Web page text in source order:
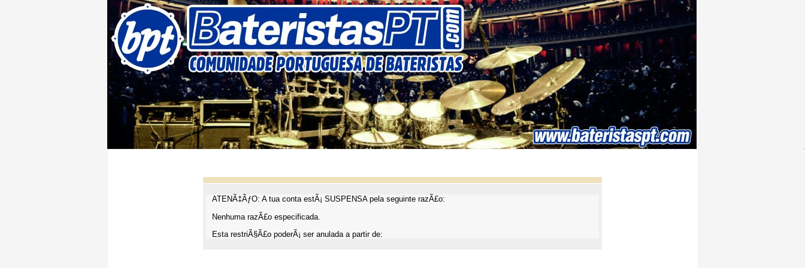
ATENÃ‡ÃƒO: A tua conta estÃ¡ SUSPENSA pela seguinte razÃ£o:
Nenhuma razÃ£o especificada.
Esta restriÃ§Ã£o poderÃ¡ ser anulada a partir de: